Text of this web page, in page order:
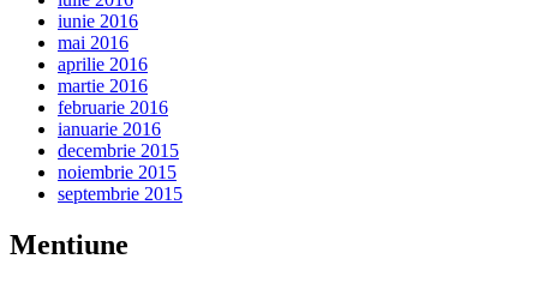
iunie 2016
mai 2016
aprilie 2016
martie 2016
februarie 2016
ianuarie 2016
decembrie 2015
noiembrie 2015
septembrie 2015
Mentiune